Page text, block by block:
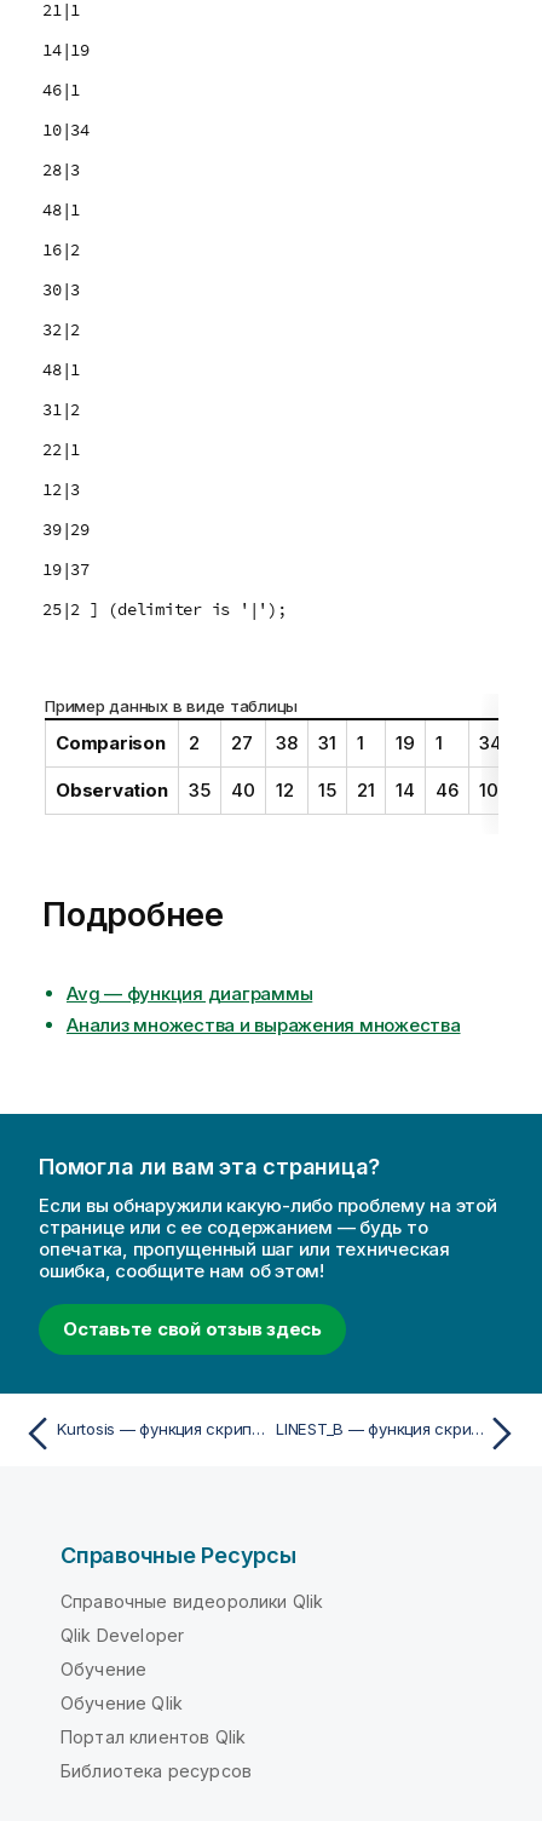
21|1
14|19
46|1
10|34
28|3
48|1
16|2
30|3
32|2
48|1
31|2
22|1
12|3
39|29
19|37
25|2 ] (delimiter is '|');
Пример данных в виде таблицы
Comparison 2 27 38 31 1 19 1 34
Observation 35 40 12 15 21 14 46 10
Подробнее
Avg — функция диаграммы
Анализ множества и выражения множества
Помогла ли вам эта страница?
Если вы обнаружили какую-либо проблему на этой
странице или с ее содержанием — будь то
опечатка, пропущенный шаг или техническая
ошибка, сообщите нам об этом!
Оставьте свой отзыв здесь
Kurtosis — функция скрипта LINEST_B — функция скрипта
Справочные Ресурсы
Справочные видеоролики Qlik
Qlik Developer
Обучение
Обучение Qlik
Портал клиентов Qlik
Библиотека ресурсов